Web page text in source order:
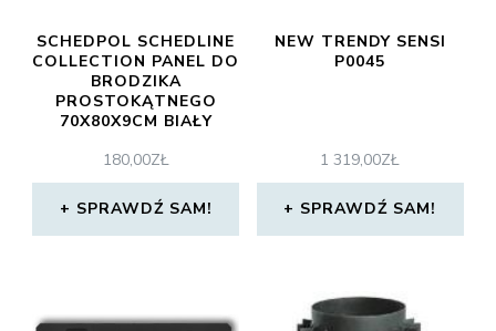
SCHEDPOL SCHEDLINE
COLLECTION PANEL DO
BRODZIKA
PROSTOKĄTNEGO
70X80X9CM BIAŁY
180,00ZŁ
SPRAWDŹ SAM!
NEW TRENDY SENSI
P0045
1 319,00ZŁ
SPRAWDŹ SAM!